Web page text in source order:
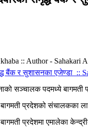
सञ्चालक पदमध्ये बागमती
प्रदेशको संचालकका
प्रदेशमा एमालेका